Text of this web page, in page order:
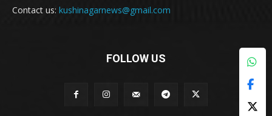
Contact us: kushinagarnews@gmail.com
FOLLOW US